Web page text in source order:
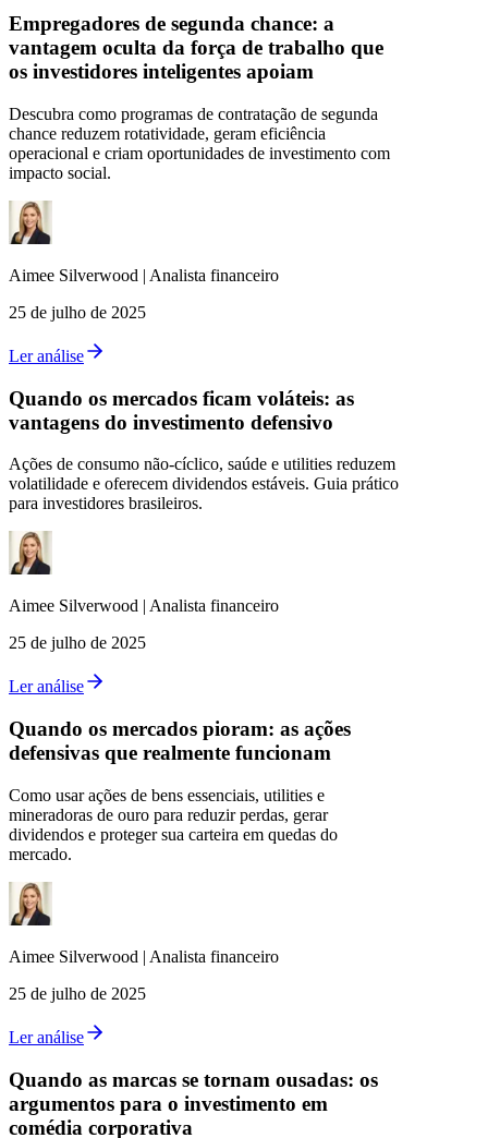
Empregadores de segunda chance: a
vantagem oculta da força de trabalho que
os investidores inteligentes apoiam
Descubra como programas de contratação de segunda
chance reduzem rotatividade, geram eficiência
operacional e criam oportunidades de investimento com
impacto social.
Aimee Silverwood | Analista financeiro
25 de julho de 2025
Ler análise
Quando os mercados ficam voláteis: as
vantagens do investimento defensivo
Ações de consumo não-cíclico, saúde e utilities reduzem
volatilidade e oferecem dividendos estáveis. Guia prático
para investidores brasileiros.
Aimee Silverwood | Analista financeiro
25 de julho de 2025
Ler análise
Quando os mercados pioram: as ações
defensivas que realmente funcionam
Como usar ações de bens essenciais, utilities e
mineradoras de ouro para reduzir perdas, gerar
dividendos e proteger sua carteira em quedas do
mercado.
Aimee Silverwood | Analista financeiro
25 de julho de 2025
Ler análise
Quando as marcas se tornam ousadas: os
argumentos para o investimento em
comédia corporativa